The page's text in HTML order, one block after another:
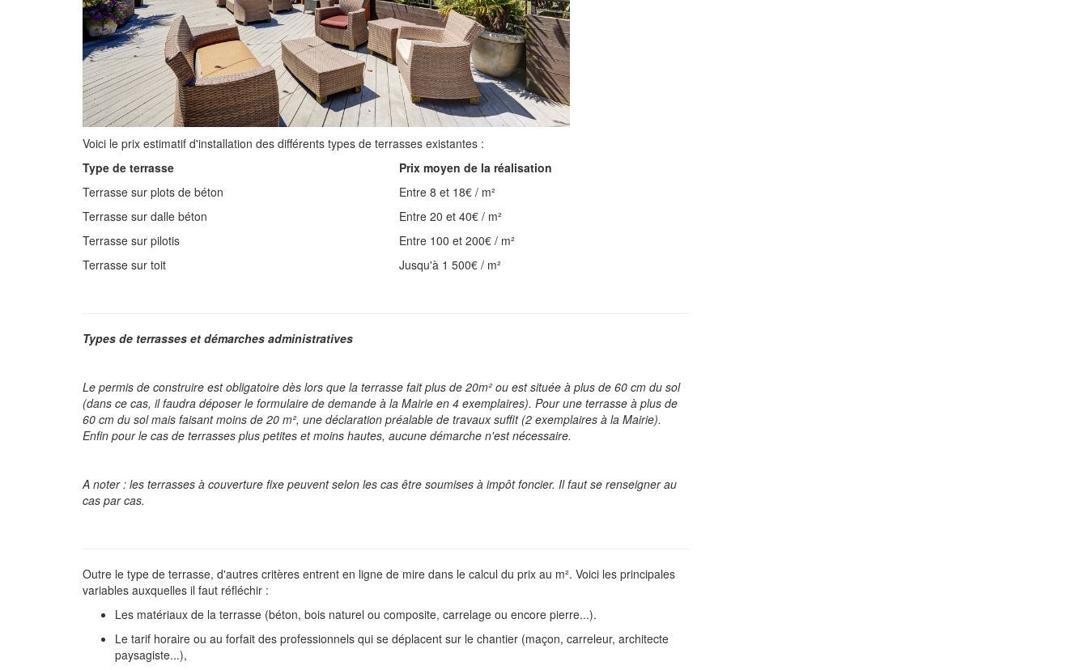
Voici le prix estimatif d'installation des différents types de terrasses existantes :
Type de terrasse
Prix moyen de la réalisation
Terrasse sur plots de béton
Entre 8 et 18€ / m²
Terrasse sur dalle béton
Entre 20 et 40€ / m²
Terrasse sur pilotis
Entre 100 et 200€ / m²
Terrasse sur toit
Jusqu'à 1 500€ / m²
Types de terrasses et démarches administratives
Le permis de construire est obligatoire dès lors que la terrasse fait plus de 20m² ou est située à plus de 60 cm du sol
(dans ce cas, il faudra déposer le formulaire de demande à la Mairie en 4 exemplaires). Pour une terrasse à plus de
60 cm du sol mais faisant moins de 20 m², une déclaration préalable de travaux suffit (2 exemplaires à la Mairie).
Enfin pour le cas de terrasses plus petites et moins hautes, aucune démarche n'est nécessaire.
A noter : les terrasses à couverture fixe peuvent selon les cas être soumises à impôt foncier. Il faut se renseigner au
cas par cas.
Outre le type de terrasse, d'autres critères entrent en ligne de mire dans le calcul du prix au m². Voici les principales
variables auxquelles il faut réfléchir :
Les matériaux de la terrasse (béton, bois naturel ou composite, carrelage ou encore pierre...).
Le tarif horaire ou au forfait des professionnels qui se déplacent sur le chantier (maçon, carreleur, architecte
paysagiste...),